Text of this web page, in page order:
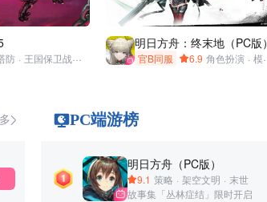
防 · 王国保卫战 · Kingdom Rush · 单机
明日方舟：终末地（PC版）
官B同服 6.9 角色扮演 · 模拟经营
PC端游榜
明日方舟（PC版）
9.1 策略 · 架空文明 · 末世
故事集「丛林症结」限时开启